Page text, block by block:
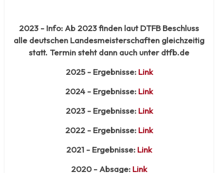
2023 - Info: Ab 2023 finden laut DTFB Beschluss
alle deutschen Landesmeisterschaften gleichzeitig
statt. Termin steht dann auch unter dtfb.de
2025 - Ergebnisse: Link
2024 - Ergebnisse: Link
2023 - Ergebnisse: Link
2022 - Ergebnisse: Link
2021 - Ergebnisse: Link
2020 - Absage: Link